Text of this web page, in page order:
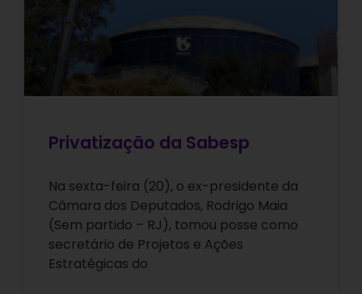
Privatização da Sabesp
Na sexta-feira (20), o ex-presidente da
Câmara dos Deputados, Rodrigo Maia
(Sem partido – RJ), tomou posse como
secretário de Projetos e Ações
Estratégicas do